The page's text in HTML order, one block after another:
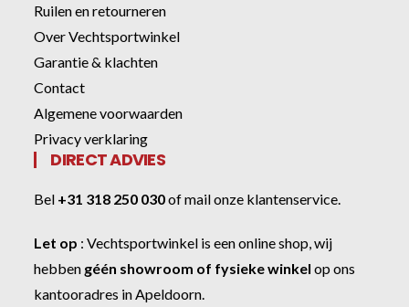
Ruilen en retourneren
Over Vechtsportwinkel
Garantie & klachten
Contact
Algemene voorwaarden
Privacy verklaring
DIRECT ADVIES
Bel +31 318 250 030ofmail onze klantenservice
Let op :Vechtsportwinkel is een online shop, wij
hebben géén showroom of fysieke winkel op ons
kantooradres in Apeldoorn.